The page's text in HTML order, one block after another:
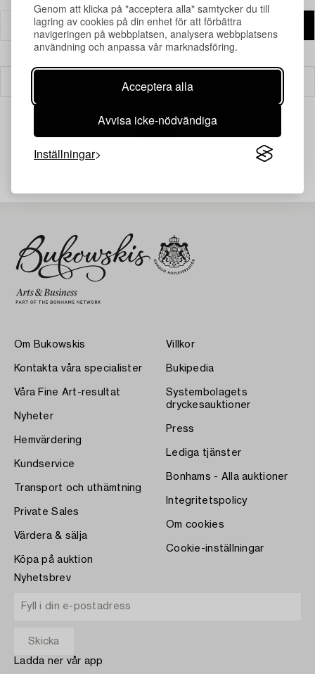
Genom att klicka på "acceptera alla" samtycker du till
lagring av cookies på din enhet för att förbättra
navigeringen på webbplatsen, analysera webbplatsens
användning och anpassa vår marknadsföring.
Acceptera alla
Avvisa icke-nödvändiga
Inställningar
Filter
Din sökning gav ingen träff just nu.
Om Bukowskis
Kontakta våra specialister
Våra Fine Art-resultat
Nyheter
Hemvärdering
Kundservice
Transport och uthämtning
Private Sales
Värdera & sälja
Köpa på auktion
Villkor
Bukipedia
Systembolagets
dryckesauktioner
Press
Lediga tjänster
Bonhams - Alla auktioner
Integritetspolicy
Om cookies
Cookie-inställningar
Nyhetsbrev
Ladda ner vår app